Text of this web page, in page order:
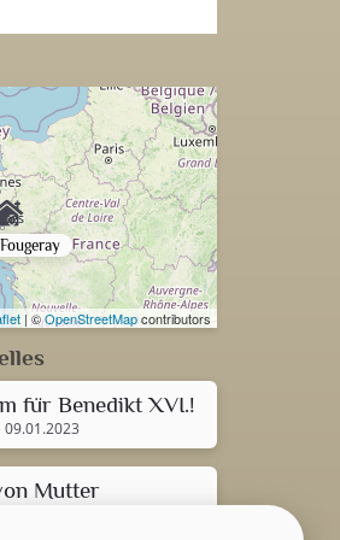
| ©OpenStreetMapcontributors
für Benedikt XVI.!
09.01.2023
Mutter